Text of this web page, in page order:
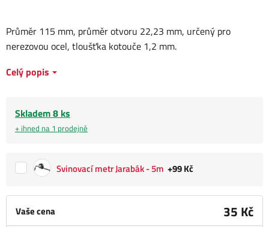
Vaše cena 35 Kč
Průměr 115 mm, průměr otvoru 22,23 mm, určený pro
nerezovou ocel, tloušťka kotouče 1,2 mm.
Celý popis
Skladem 8 ks
+ ihned na 1 prodejně
Svinovací metr Jarabák - 5m +99 Kč